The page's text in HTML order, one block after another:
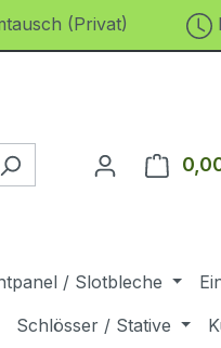
(Privat)
/ Slotbleche
Schlösser / Stative